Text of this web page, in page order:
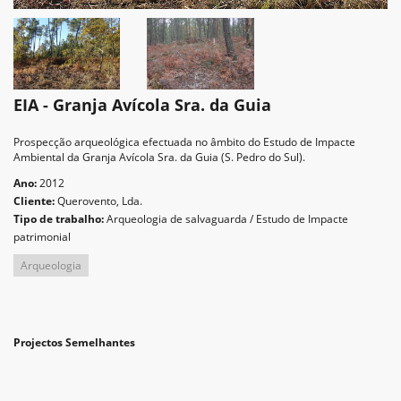
EIA - Granja Avícola Sra. da Guia
Prospecção arqueológica efectuada no âmbito do Estudo de Impacte
Ambiental da Granja Avícola Sra. da Guia (S. Pedro do Sul).
Ano:2012
Cliente:Querovento, Lda.
Tipo de trabalho:Arqueologia de salvaguarda / Estudo de Impacte
patrimonial
Arqueologia
Projectos Semelhantes